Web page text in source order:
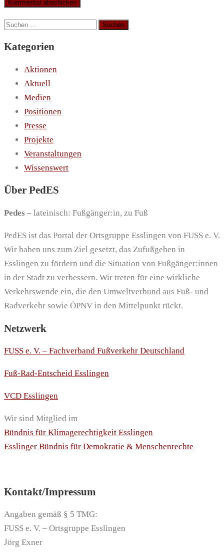
Suchen
Kategorien
Aktionen
Aktuell
Medien
Positionen
Presse
Projekte
Veranstaltungen
Wissenswert
Über PedES
Pedes – lateinisch: Fußgänger:in, zu Fuß
PedES ist das Portal der Ortsgruppe Esslingen von FUSS e. V.
Wir haben uns zum Ziel gesetzt, das Zufußgehen in
Esslingen zu fördern und die Situation von Fußgänger:innen
in der Stadt zu verbessern. Wir treten für eine wirkliche
Verkehrswende ein, die den Umweltverbund aus Fuß- und
Radverkehr sowie ÖPNV in den Mittelpunkt rückt.
Netzwerk
FUSS e. V. – Fachverband Fußverkehr Deutschland
Fuß-Rad-Entscheid Esslingen
VCD Esslingen
Wir sind Mitglied im
Bündnis für Klimagerechtigkeit Esslingen
Esslinger Bündnis für Demokratie & Menschenrechte
Kontakt/Impressum
Angaben gemäß § 5 TMG:
FUSS e. V. – Ortsgruppe Esslingen
Jörg Exner